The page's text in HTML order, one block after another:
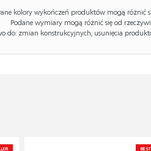
kolory wykończeń produktów mogą różnić
Podane wymiary mogą różnić się od
do: zmian konstrukcyjnych, usunięcia